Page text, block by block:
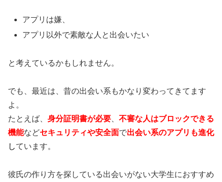
アプリは嫌、
アプリ以外で素敵な人と出会いたい
と考えているかもしれません。
でも、最近は、昔の出会い系もかなり変わってきてます
よ。
たとえば、 身分証明書が必要
不審な人はブロックできる
機能などセキュリティや安全面で出会い系のアプリも進化
しています。
彼氏の作り方を探している出会いがない大学生におすすめ